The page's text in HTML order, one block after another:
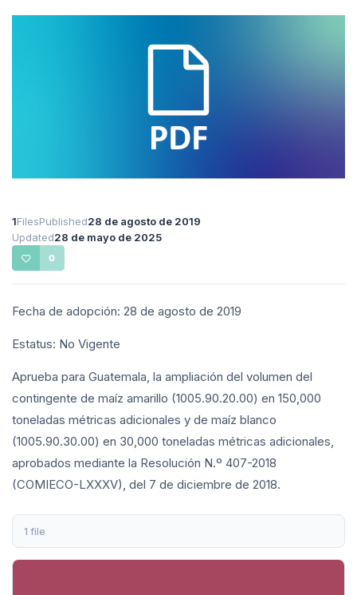
1FilesPublished28 de agosto de 2019
Updated28 de mayo de 2025
0
Fecha de adopción: 28 de agosto de 2019
Estatus: No Vigente
Aprueba para Guatemala, la ampliación del volumen del
contingente de maíz amarillo (1005.90.20.00) en 150,000
toneladas métricas adicionales y de maíz blanco
(1005.90.30.00) en 30,000 toneladas métricas adicionales,
aprobados mediante la Resolución N.º 407-2018
(COMIECO-LXXXV), del 7 de diciembre de 2018.
1 file